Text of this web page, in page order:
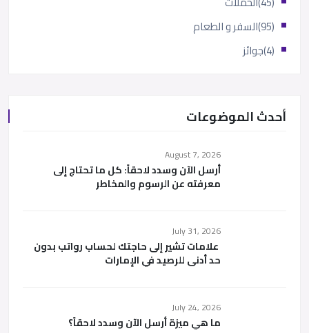
السفر و الطعام
(95)
جوائز (4)
أحدث الموضوعات
August 7, 2026
أرسل الآن وسدد لاحقاً: كل ما تحتاج إلى
معرفته عن الرسوم والمخاطر
July 31, 2026
علامات تشير إلى حاجتك لحساب رواتب بدون
حد أدنى للرصيد في الإمارات
July 24, 2026
ما هي ميزة أرسل الآن وسدد لاحقاً؟